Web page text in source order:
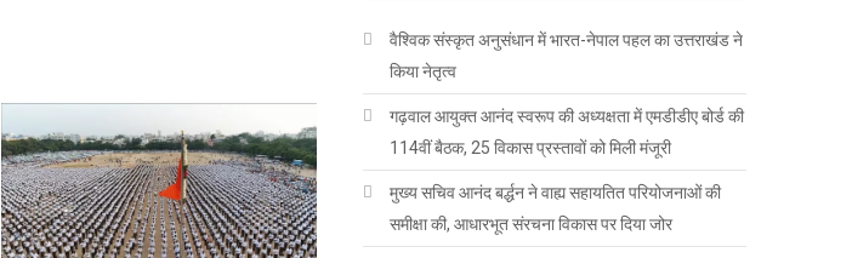
वैश्विक संस्कृत अनुसंधान में भारत-नेपाल पहल का उत्तराखंड ने
किया नेतृत्व
गढ़वाल आयुक्त आनंद स्वरूप की अध्यक्षता में एमडीडीए बोर्ड की
114वीं बैठक, 25 विकास प्रस्तावों को मिली मंजूरी
मुख्य सचिव आनंद बर्द्धन ने वाह्य सहायतित परियोजनाओं की
समीक्षा की, आधारभूत संरचना विकास पर दिया जोर